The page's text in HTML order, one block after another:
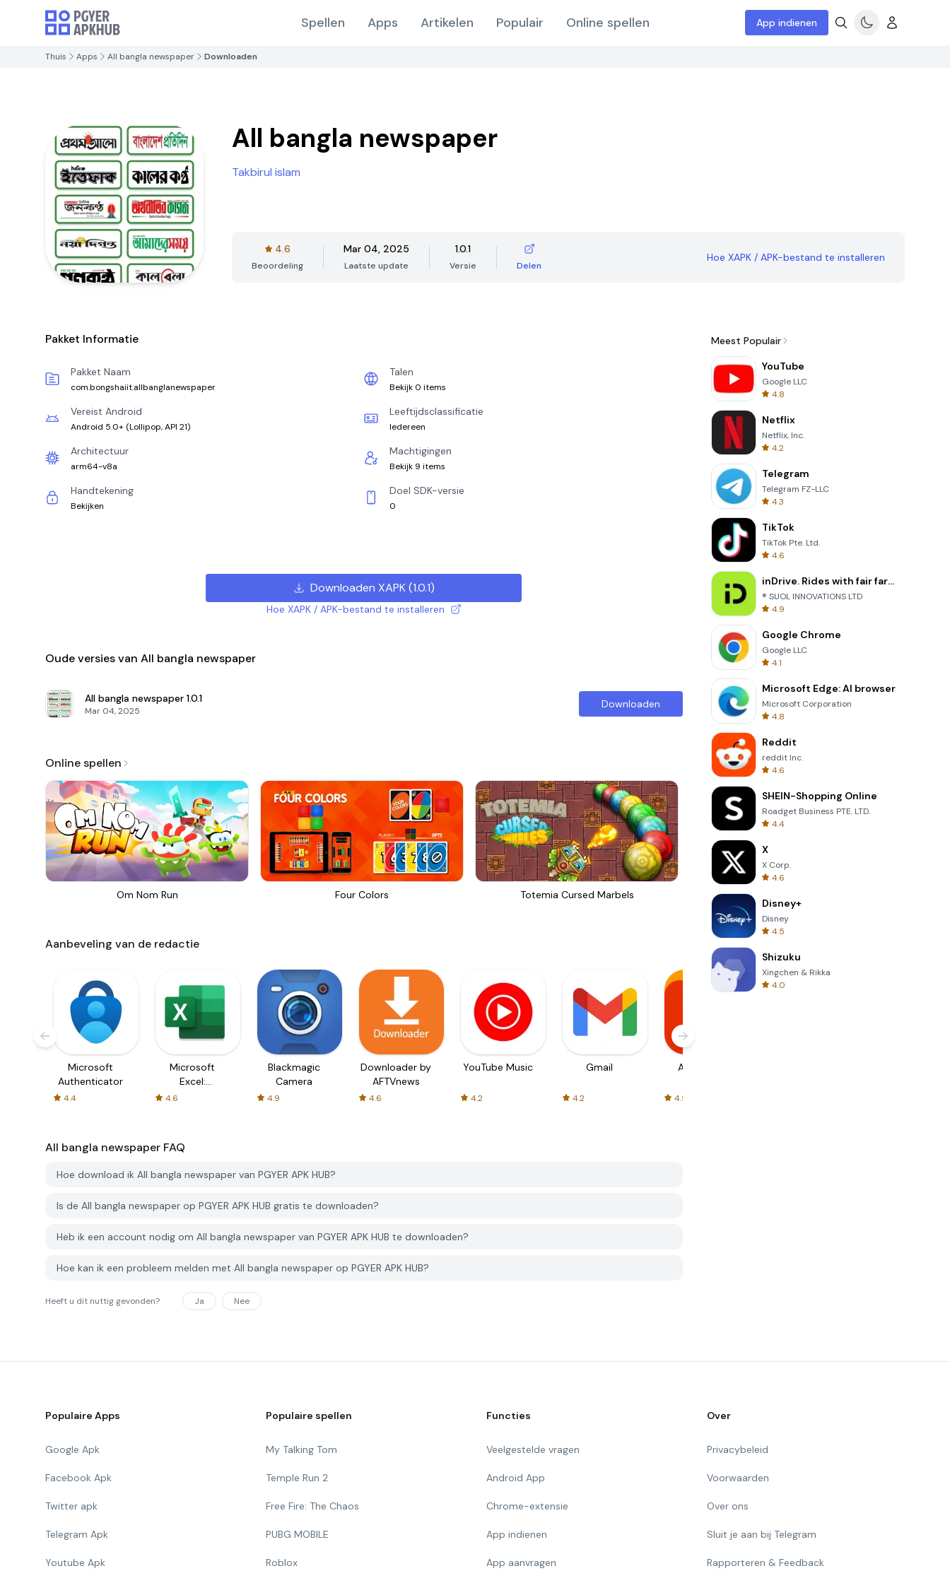
Spellen Apps Artikelen Populair Online spellen App indienen
Thuis Apps All bangla newspaper Downloaden
All bangla newspaper
Takbirul islam
4.6
Beoordeling
Mar 04, 2025
Laatste update
1.0.1
Versie Delen
Hoe XAPK / APK-bestand te installeren
Pakket Informatie
Pakket Naam
com.bongshaiit.allbanglanewspaper
Talen
Bekijk 0 items
Vereist Android
Android 5.0+ (Lollipop, API 21)
Leeftijdsclassificatie
Iedereen
Architectuur
arm64-v8a
Machtigingen
Bekijk 9 items
Handtekening
Bekijken
Doel SDK-versie
0
Downloaden XAPK(1.0.1)
Hoe XAPK / APK-bestand te installeren
Oude versies van All bangla newspaper
All bangla newspaper 1.0.1
Mar 04, 2025
Downloaden
Online spellen
Om Nom Run Four Colors Totemia Cursed Marbels
Aanbeveling van de redactie
Microsoft
Authenticator
4.4
Microsoft
Excel:
Spreadsheets
4.6
Blackmagic
Camera
4.9
Downloader by
AFTVnews
4.6
YouTube Music
4.2
Gmail
4.2
AliExpress
4.5
All bangla newspaper FAQ
Hoe download ik All bangla newspaper van PGYER APK HUB?
Is de All bangla newspaper op PGYER APK HUB gratis te downloaden?
Heb ik een account nodig om All bangla newspaper van PGYER APK HUB te downloaden?
Hoe kan ik een probleem melden met All bangla newspaper op PGYER APK HUB?
Heeft u dit nuttig gevonden? Ja Nee
Meest Populair
YouTube
Google LLC
4.8
Netflix
Netflix, Inc.
4.2
Telegram
Telegram FZ-LLC
4.3
TikTok
TikTok Pte. Ltd.
4.6
inDrive. Rides with fair fares
® SUOL INNOVATIONS LTD
4.9
Google Chrome
Google LLC
4.1
Microsoft Edge: AI browser
Microsoft Corporation
4.8
Reddit
reddit Inc.
4.6
SHEIN-Shopping Online
Roadget Business PTE. LTD.
4.4
X
X Corp.
4.6
Disney+
Disney
4.5
Shizuku
Xingchen & Rikka
4.0
Populaire Apps
Google Apk
Facebook Apk
Twitter apk
Telegram Apk
Youtube Apk
Populaire spellen
My Talking Tom
Temple Run 2
Free Fire: The Chaos
PUBG MOBILE
Roblox
Functies
Veelgestelde vragen
Android App
Chrome-extensie
App indienen
App aanvragen
Over
Privacybeleid
Voorwaarden
Over ons
Sluit je aan bij Telegram
Rapporteren & Feedback